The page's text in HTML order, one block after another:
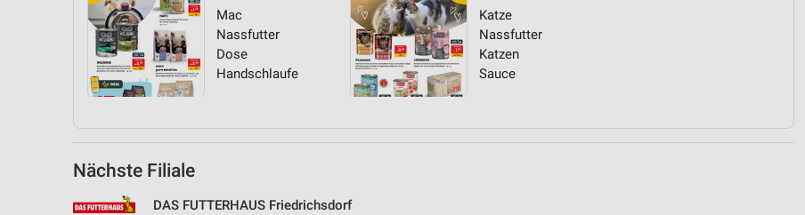
Mac
Nassfutter
Dose
Handschlaufe
Katze
Nassfutter
Katzen
Sauce
Nächste Filiale
DAS FUTTERHAUS Friedrichsdorf